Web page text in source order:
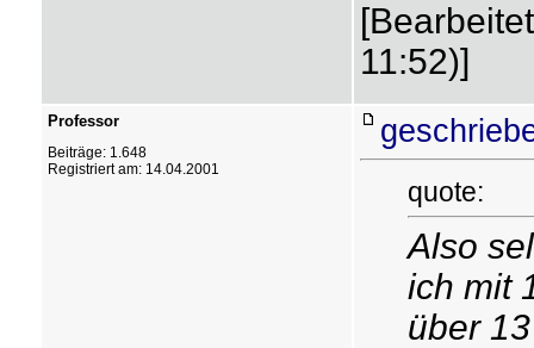
11:52)]
Professor
Beiträge: 1.648
Registriert am: 14.04.2001
quote:
Also
ich mit
über